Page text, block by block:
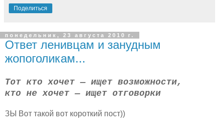
Поделиться
понедельник, 23 августа 2010 г.
Ответ ленивцам и занудным
жопоголикам...
Тот кто хочет — ищет возможности,
кто не хочет — ищет отговорки
ЗЫ Вот такой вот короткий пост))